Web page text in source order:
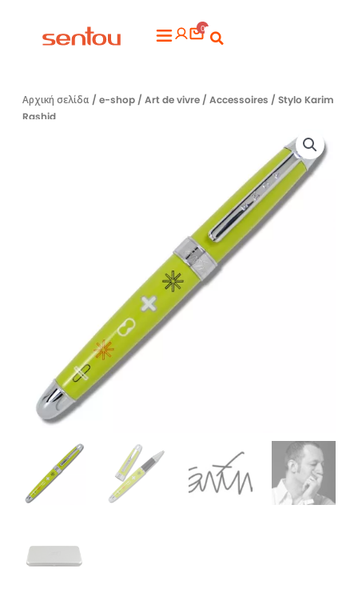
Flyout
0
Αρχική σελίδα/ e-shop/ Art de vivre/ Accessoires / Stylo Karim
Rashid